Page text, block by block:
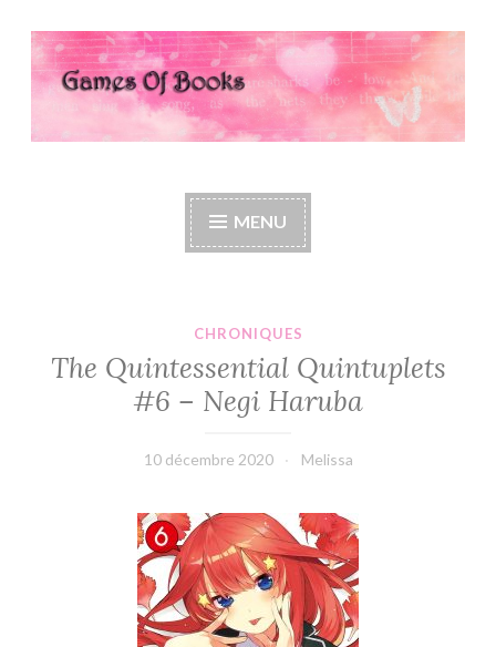
Accéder
au
contenu
Games Of Books
MENU
CHRONIQUES
The Quintessential Quintuplets
#6 – Negi Haruba
10 décembre 2020 Melissa